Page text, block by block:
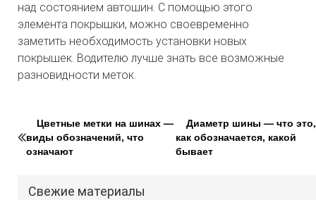
над состоянием автошин. С помощью этого
элемента покрышки, можно своевременно
заметить необходимость установки новых
покрышек. Водителю лучше знать все возможные
разновидности меток.
Цветные метки на шинах —
виды обозначений, что
означают
Диаметр шины — что это,
как обозначается, какой
бывает
Свежие материалы